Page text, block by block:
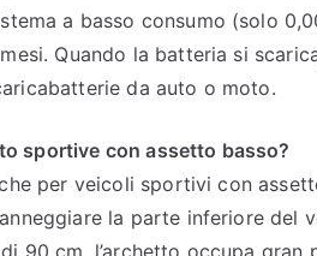
a basso consumo (solo
Quando la batteria si
da auto o moto.
sportive con assetto basso?
per veicoli sportivi con
la parte inferiore del
90 cm, l’archetto occupa